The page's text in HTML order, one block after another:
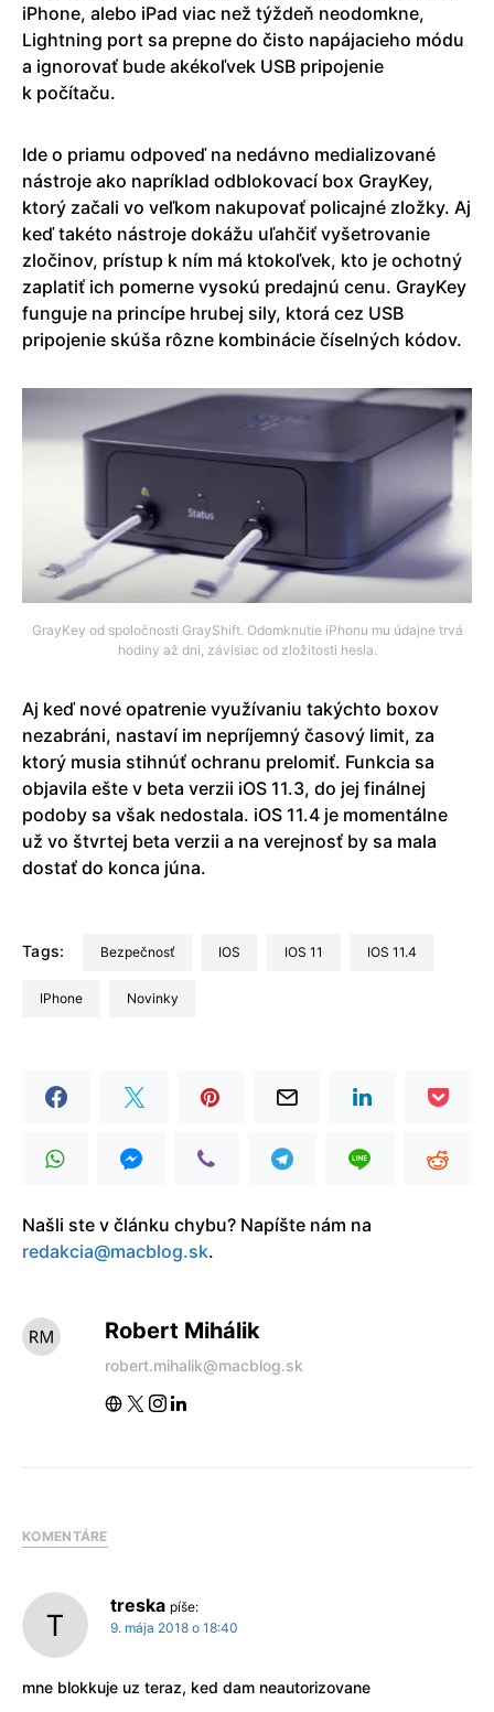
iPhone, alebo iPad viac než týždeň neodomkne,
Lightning port sa prepne do čisto napájacieho módu
a ignorovať bude akékoľvek USB pripojenie
k počítaču.
Ide o priamu odpoveď na nedávno medializované
nástroje ako napríklad odblokovací box GrayKey,
ktorý začali vo veľkom nakupovať policajné zložky. Aj
keď takéto nástroje dokážu uľahčiť vyšetrovanie
zločinov, prístup k ním má ktokoľvek, kto je ochotný
zaplatiť ich pomerne vysokú predajnú cenu. GrayKey
funguje na princípe hrubej sily, ktorá cez USB
pripojenie skúša rôzne kombinácie číselných kódov.
GrayKey od spoločnosti GrayShift. Odomknutie iPhonu mu údajne trvá
hodiny až dni, závisiac od zložitosti hesla.
Aj keď nové opatrenie využívaniu takýchto boxov
nezabráni, nastaví im nepríjemný časový limit, za
ktorý musia stihnúť ochranu prelomiť. Funkcia sa
objavila ešte v beta verzii iOS 11.3, do jej finálnej
podoby sa však nedostala. iOS 11.4 je momentálne
už vo štvrtej beta verzii a na verejnosť by sa mala
dostať do konca júna.
Tags: bezpečnosť iOS iOS 11 iOS 11.4
iPhone Novinky
Našli ste v článku chybu? Napíšte nám na
redakcia@macblog.sk.
Robert Mihálik
robert.mihalik@macblog.sk
KOMENTÁRE
treska píše:
9. mája 2018 o 18:40
mne blokkuje uz teraz, ked dam neautorizovane